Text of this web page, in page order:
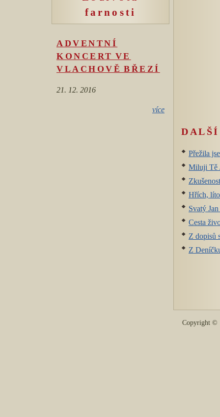
Přežila
Miluji Tě
Hřích,
Svatý
Cesta
Z dopisů
Z
farnosti
ADVENTNÍ
KONCERT VE
VLACHOVĚ BŘEZÍ
21. 12. 2016
více
Copyright